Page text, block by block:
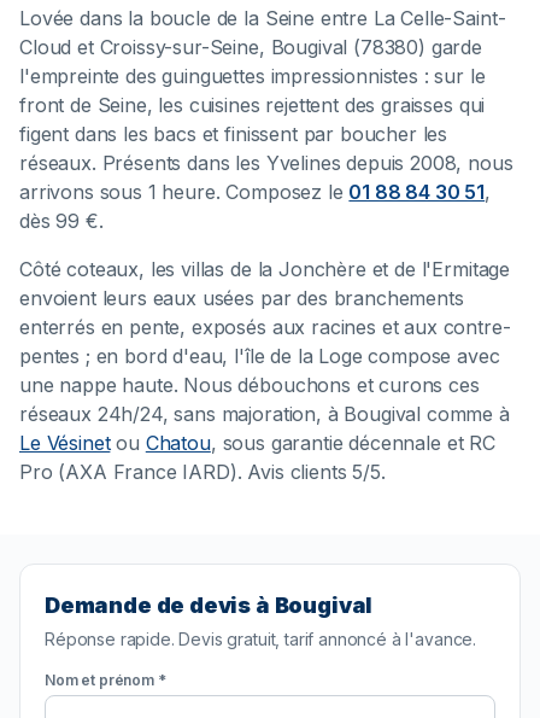
Lovée dans la boucle de la Seine entre La Celle-Saint-
Cloud et Croissy-sur-Seine, Bougival (78380) garde
l'empreinte des guinguettes impressionnistes : sur le
front de Seine, les cuisines rejettent des graisses qui
figent dans les bacs et finissent par boucher les
réseaux. Présents dans les Yvelines depuis 2008, nous
arrivons sous 1 heure. Composez le 01 88 84 30 51,
dès 99 €.
Côté coteaux, les villas de la Jonchère et de l'Ermitage
envoient leurs eaux usées par des branchements
enterrés en pente, exposés aux racines et aux contre-
pentes ; en bord d'eau, l'île de la Loge compose avec
une nappe haute. Nous débouchons et curons ces
réseaux 24h/24, sans majoration, à Bougival comme à
Le Vésinetou Chatou, sous garantie décennale et RC
Pro (AXA France IARD). Avis clients 5/5.
Demande de devis à Bougival
Réponse rapide. Devis gratuit, tarif annoncé à l'avance.
Nom et prénom *